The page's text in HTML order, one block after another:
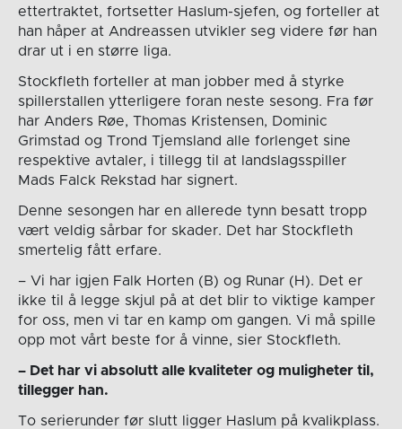
ettertraktet, fortsetter Haslum-sjefen, og forteller at
han håper at Andreassen utvikler seg videre før han
drar ut i en større liga.
Stockfleth forteller at man jobber med å styrke
spillerstallen ytterligere foran neste sesong. Fra før
har Anders Røe, Thomas Kristensen, Dominic
Grimstad og Trond Tjemsland alle forlenget sine
respektive avtaler, i tillegg til at landslagsspiller
Mads Falck Rekstad har signert.
Denne sesongen har en allerede tynn besatt tropp
vært veldig sårbar for skader. Det har Stockfleth
smertelig fått erfare.
– Vi har igjen Falk Horten (B) og Runar (H). Det er
ikke til å legge skjul på at det blir to viktige kamper
for oss, men vi tar en kamp om gangen. Vi må spille
opp mot vårt beste for å vinne, sier Stockfleth.
– Det har vi absolutt alle kvaliteter og muligheter til,
tillegger han.
To serierunder før slutt ligger Haslum på kvalikplass.